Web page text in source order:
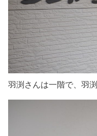
羽渕さんは一階で、羽